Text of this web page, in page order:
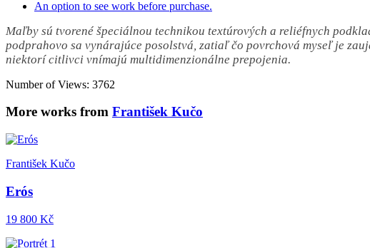
An option to see work before purchase.
Maľby sú tvorené špeciálnou technikou textúrových a reliéfnych
podprahovo sa vynárajúce posolstvá, zatiaľ čo povrchová myseľ je
niektorí citlivci vnímajú multidimenzionálne prepojenia.
Number of Views: 3762
More works from František Kučo
František Kučo
Erós
19 800 Kč